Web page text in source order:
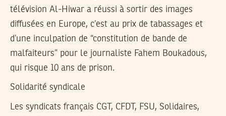
télévision Al-Hiwar a réussi à sortir des images
diffusées en Europe, c’est au prix de tabassages et
d’une inculpation de “constitution de bande de
malfaiteurs” pour le journaliste Fahem Boukadous,
qui risque 10 ans de prison.
Solidarité syndicale
Les syndicats français CGT, CFDT, FSU, Solidaires,